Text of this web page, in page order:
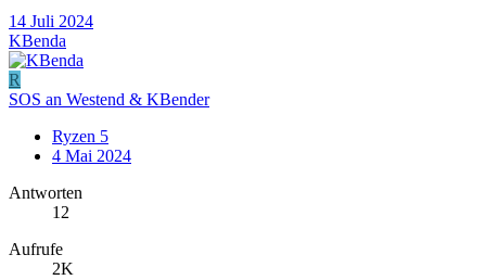
14 Juli 2024
KBenda
R
SOS an Westend & KBender
Ryzen 5
4 Mai 2024
Antworten
12
Aufrufe
2K